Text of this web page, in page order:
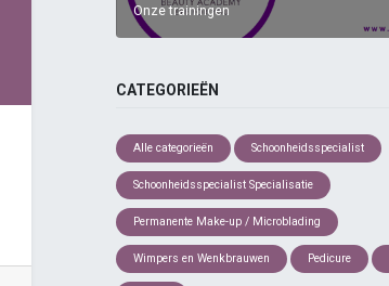
Onze trainingen
CATEGORIEËN
Alle categorieën Schoonheidsspecialist
Schoonheidsspecialist Specialisatie
Permanente Make-up / Microblading
Wimpers en Wenkbrauwen Pedicure